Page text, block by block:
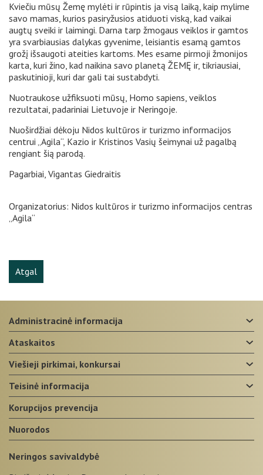
Kviečiu mūsų Žemę mylėti ir rūpintis ja visą laiką, kaip mylime
savo mamas, kurios pasiryžusios atiduoti viską, kad vaikai
augtų sveiki ir laimingi. Darna tarp žmogaus veiklos ir gamtos
yra svarbiausias dalykas gyvenime, leisiantis esamą gamtos
grožį išsaugoti ateities kartoms. Mes esame pirmoji žmonijos
karta, kuri žino, kad naikina savo planetą ŽEMĘ ir, tikriausiai,
paskutinioji, kuri dar gali tai sustabdyti.
Nuotraukose užfiksuoti mūsų, Homo sapiens, veiklos
rezultatai, padariniai Lietuvoje ir Neringoje.
Nuoširdžiai dėkoju Nidos kultūros ir turizmo informacijos
centrui „Agila“, Kazio ir Kristinos Vasių šeimynai už pagalbą
rengiant šią parodą.
Pagarbiai, Vigantas Giedraitis
Organizatorius: Nidos kultūros ir turizmo informacijos centras
„Agila“
Atgal
administracinė informacija
ataskaitos
viešieji pirkimai, konkursai
teisinė informacija
korupcijos prevencija
nuorodos
Neringos savivaldybė